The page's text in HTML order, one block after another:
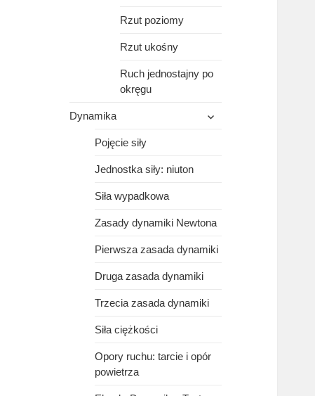
Rzut poziomy
Rzut ukośny
Ruch jednostajny po
okręgu
Dynamika
rozwiń
Pojęcie siły
Jednostka siły: niuton
Siła wypadkowa
Zasady dynamiki Newtona
Pierwsza zasada dynamiki
Druga zasada dynamiki
Trzecia zasada dynamiki
Siła ciężkości
Opory ruchu: tarcie i opór
powietrza